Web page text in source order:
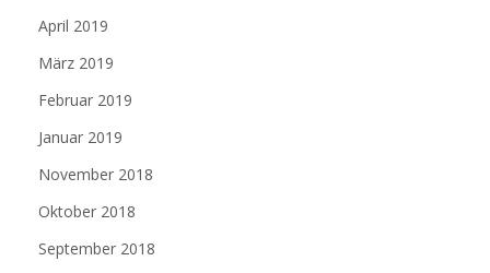
April 2019
März 2019
Februar 2019
Januar 2019
November 2018
Oktober 2018
September 2018